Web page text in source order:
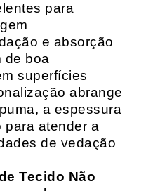
para
e absorção
de boa
superfícies
abrange
a espessura
para atender a
de vedação
Tecido Não